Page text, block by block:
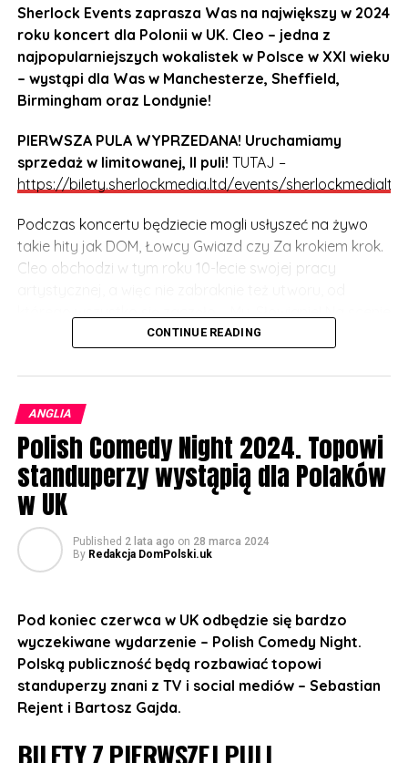
Sherlock Events zaprasza Was na największy w 2024
roku koncert dla Polonii w UK. Cleo – jedna z
najpopularniejszych wokalistek w Polsce w XXI wieku
– wystąpi dla Was w Manchesterze, Sheffield,
Birmingham oraz Londynie!
PIERWSZA PULA WYPRZEDANA! Uruchamiamy
sprzedaż w limitowanej, II puli! TUTAJ –
https://bilety.sherlockmedia.ltd/events/sherlockmedialtd/
Podczas koncertu będziecie mogli usłyszeć na żywo
takie hity jak DOM, Łowcy Gwiazd czy Za krokiem krok.
Cleo obchodzi w tym roku 10-lecie swojej pracy
Cleo będzie towarzyszył DJ, perkusista oraz zespół
gwarantowana!
UWAGA! Koncert przeznaczony jest dla wszystkich grup
wiekowych. Niepełnoletni muszą być pod stałą opieką
dorosłego opiekuna.
BILETY:
https://bilety.sherlockmedia.ltd/events/sherlockmedialtd/
Koncert odbędzie się:
Grosvenor St, Manchester M1 7HL
11 listopada w Sheffield Network2, 14 Matilda St,
Sheffield S1
12 listopada w The Castle and Falcon, 402
CONTINUE READING
ANGLIA
Polish Comedy Night 2024. Topowi
standuperzy wystąpią dla Polaków
w UK
Published 2 lata ago on 28 marca 2024
By Redakcja DomPolski.uk
Pod koniec czerwca w UK odbędzie się bardzo
wyczekiwane wydarzenie – Polish Comedy Night.
Polską publiczność będą rozbawiać topowi
standuperzy znani z TV i social mediów – Sebastian
Rejent i Bartosz Gajda.
BILETY Z PIERWSZEJ PULI